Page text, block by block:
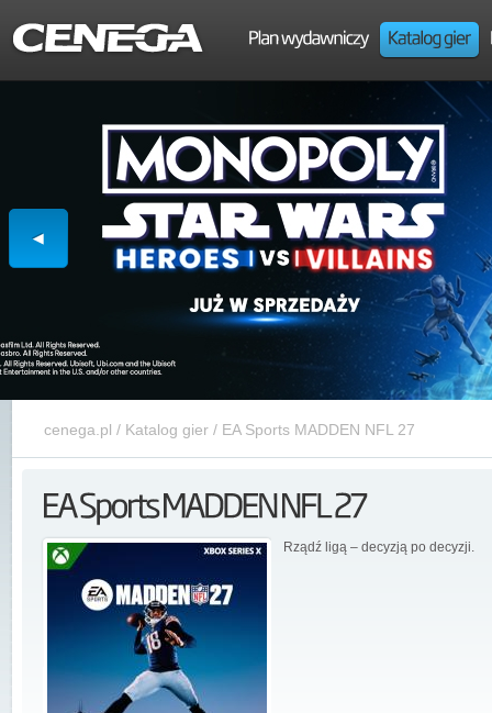
cenega.pl / Katalog gier/ EA Sports MADDEN NFL 27
Rządź ligą – decyzją po decyzji.